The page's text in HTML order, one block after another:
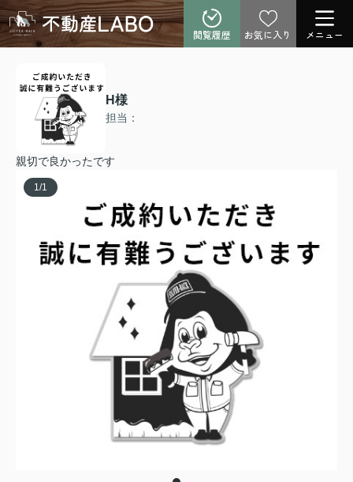
閲覧履歴 お気に入り メニュー
H様
担当：
親切で良かったです
1 /1